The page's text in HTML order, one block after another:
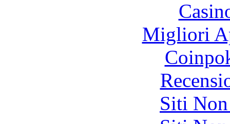
Migliori
Siti